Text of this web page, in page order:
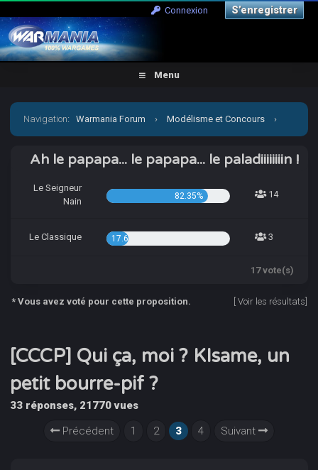
Connexion S’enregistrer
Menu
Navigation:Warmania Forum › Modélisme et Concours ›
Concours & défis [CCCP] Qui ça, moi ? KIsame, un petit
bourre-pif ?
Ah le papapa... le papapa... le paladiiiiiiiin !
Le Seigneur
Nain
82.35% 14
Le Classique 17.65% 3
17 vote(s)
* Vous avez voté pour cette proposition. Voir les résultats
[CCCP] Qui ça, moi ? KIsame, un
petit bourre-pif ?
33 réponses, 21770 vues
Précédent
1 2 3 4 Suivant